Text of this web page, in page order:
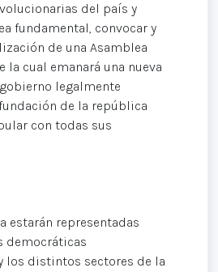
del país y
fundamental, convocar y
de una Asamblea
la cual emanará una nueva
legalmente
de la república
con todas sus
estarán representadas
democráticas
los distintos sectores de la